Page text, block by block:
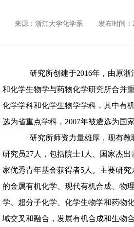
来源：浙江大学化学系 发布时间：
研究所创建于2016年，由原浙
和化学生物学与药物化学研究所合并
化学学科和化学生物学学科，其中有
选为省重点学科， 2007年被遴选为国
研究所师资力量雄厚，现有教
研究员27人 ，包括院士1 人、国家杰
家优秀青年基金获得者5人。主要研
的金属有机化学、现代有机合成、物
学、超分子化学、化学生物学和药物
域交叉和融合，发展有机合成和生物